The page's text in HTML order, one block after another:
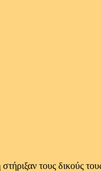
τους δικούς